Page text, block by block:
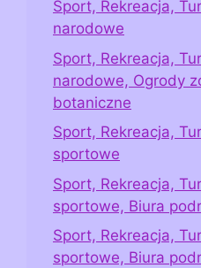
Sport, Rekreacja,
narodowe
Sport, Rekreacja,
narodowe, Ogrody
botaniczne
Sport, Rekreacja,
sportowe
Sport, Rekreacja,
sportowe, Biura
Sport, Rekreacja,
sportowe, Biura